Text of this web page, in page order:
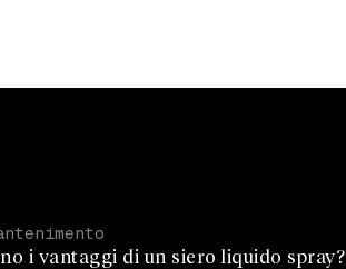
i vantaggi di un siero liquido spray?